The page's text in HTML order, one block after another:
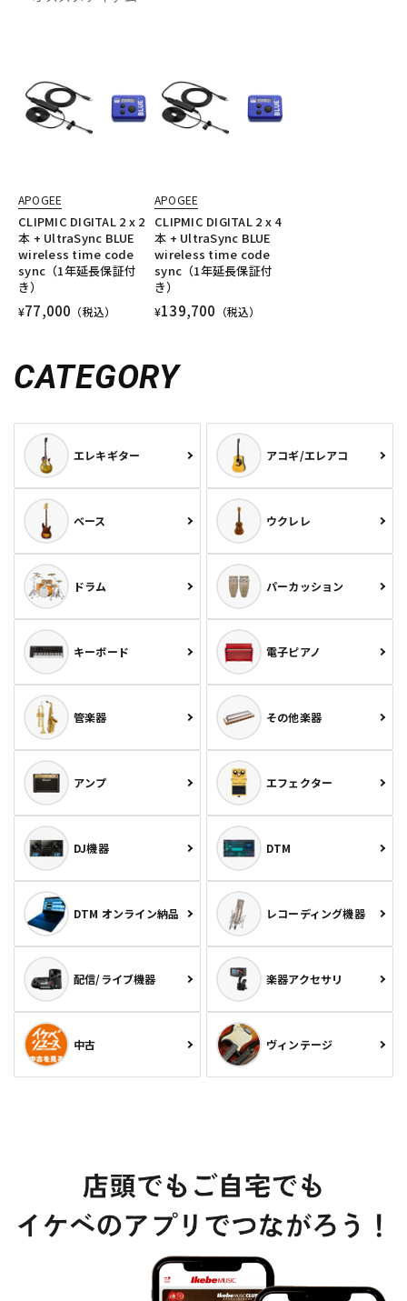
APOGEE
CLIPMIC DIGITAL 2 x 2
本 + UltraSync BLUE
wireless time code
sync（1年延長保証付
き）
¥77,000 （税込）
APOGEE
CLIPMIC DIGITAL 2 x 4
本 + UltraSync BLUE
wireless time code
sync（1年延長保証付
き）
¥139,700 （税込）
CATEGORY
エレキギター アコギ/エレアコ
ベース ウクレレ
ドラム パーカッション
キーボード 電子ピアノ
管楽器 その他楽器
アンプ エフェクター
DJ機器 DTM
DTM オンライン納品 レコーディング機器
配信/ライブ機器 楽器アクセサリ
中古 ヴィンテージ